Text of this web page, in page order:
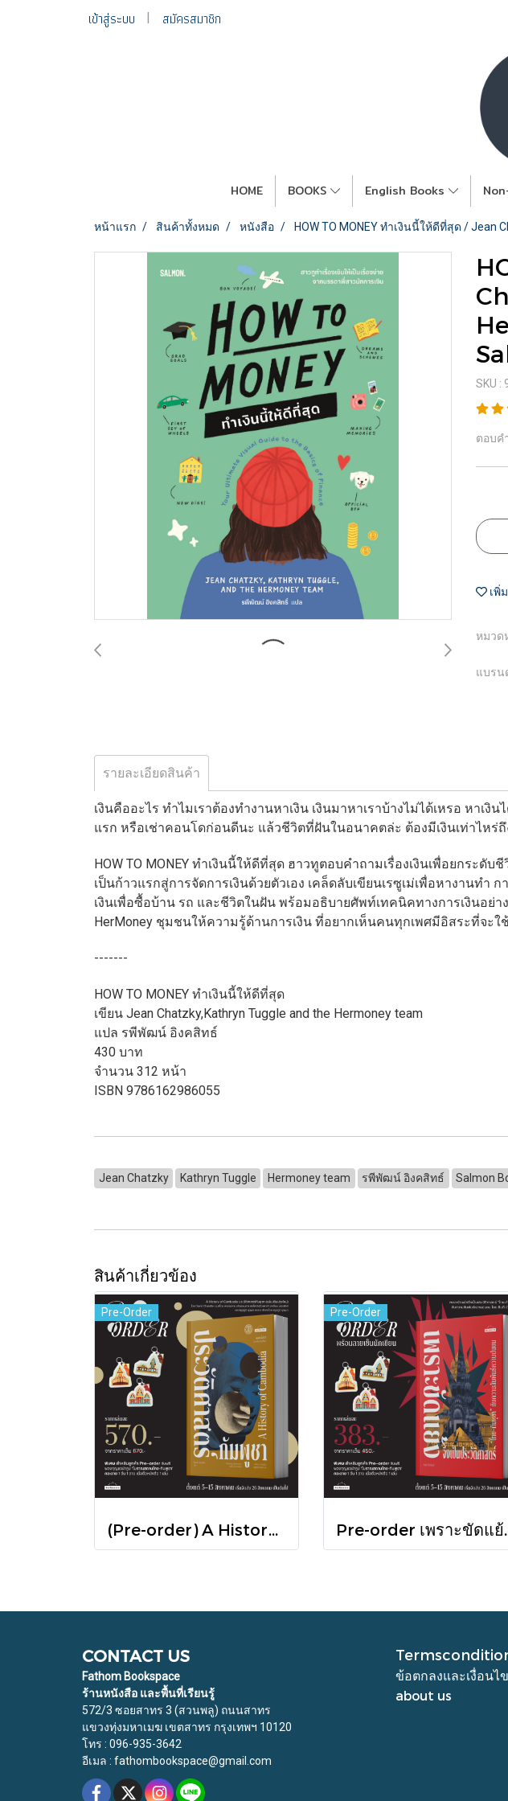
เข้าสู่ระบบ สมัครสมาชิก
HOME BOOKS English Books
หน้าแรก สินค้าทั้งหมด หนังสือ HOW TO MONEY ทำเงินนี้ให้ดีที่สุด /
SKU :
ตอบค
เพิ่
หมวด
แบรน
รายละเอียดสินค้า
เงินคืออะไร ทำไมเราต้องทำงานหาเงิน เงินมาหาเราบ้างไม่ได้เหรอ หาเ
แรก หรือเช่าคอนโดก่อนดีนะ แล้วชีวิตที่ฝันในอนาคตล่ะ ต้องมีเงินเท่าไหร่ถึ
HOW TO MONEY ทำเงินนี้ให้ดีที่สุด ฮาวทูตอบคำถามเรื่องเงินเพื่อยกระ
เป็นก้าวแรกสู่การจัดการเงินด้วยตัวเอง เคล็ดลับเขียนเรซูเม่เพื่อหางานทำ
เงินเพื่อซื้อบ้าน รถ และชีวิตในฝัน พร้อมอธิบายศัพท์เทคนิคทางการเงินอย่
HerMoney ชุมชนให้ความรู้ด้านการเงิน ที่อยากเห็นคนทุกเพศมีอิสระที่จะใ
-------
HOW TO MONEY ทำเงินนี้ให้ดีที่สุด
เขียน Jean Chatzky,Kathryn Tuggle and the Hermoney team
แปล รพีพัฒน์ อิงคสิทธ์
430 บาท
จำนวน 312 หน้า
ISBN 9786162986055
Jean Chatzky Kathryn Tuggle Hermoney team รพีพัฒน์ อิงคสิทธ์ Salmon
สินค้าเกี่ยวข้อง
Pre-Order
(Pre-order) A History of Cambodia ประวัติศาสตร์กัมพูชา (ฉบับปรับปรุงใหม่) / David Chandler / มติชน
Pre-Order
Pre-order เพราะขัด
CONTACT US
Fathom Bookspace
ร้านหนังสือ และพื้นที่เรียนรู้
572/3 ซอยสาทร 3 (สวนพลู) ถนนสาทร
แขวงทุ่งมหาเมฆ เขตสาทร กรุงเทพฯ 10120
โทร : 096-935-3642
อีเมล : fathombookspace@gmail.com
ข้อตกลงและเงื่อนไข
about us